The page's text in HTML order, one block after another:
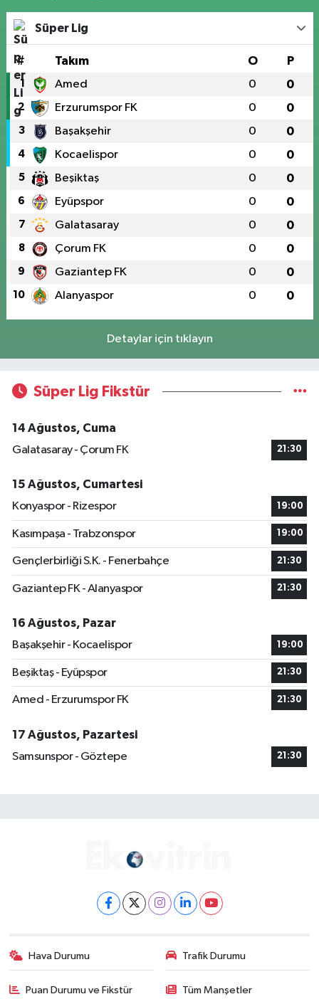
Süper Lig
# Takım O P
1 Amed 0 0
2 Erzurumspor FK 0 0
3 Başakşehir 0 0
4 Kocaelispor 0 0
5 Beşiktaş 0 0
6 Eyüpspor 0 0
7 Galatasaray 0 0
8 Çorum FK 0 0
9 Gaziantep FK 0 0
10 Alanyaspor 0 0
Detaylar için tıklayın
Süper Lig Fikstür
14 Ağustos, Cuma
Galatasaray - Çorum FK
21:30
15 Ağustos, Cumartesi
Konyaspor - Rizespor
19:00
Kasımpaşa - Trabzonspor 19:00
Gençlerbirliği S.K. - Fenerbahçe 21:30
Gaziantep FK - Alanyaspor 21:30
16 Ağustos, Pazar
Başakşehir - Kocaelispor
19:00
Beşiktaş - Eyüpspor 21:30
Amed - Erzurumspor FK 21:30
17 Ağustos, Pazartesi
Samsunspor - Göztepe
21:30
Hava Durumu Trafik Durumu
Puan Durumu ve Fikstür Tüm Manşetler